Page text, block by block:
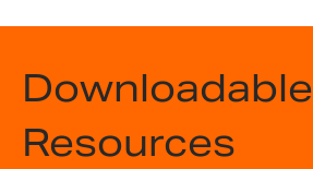
Downloadable
Resources